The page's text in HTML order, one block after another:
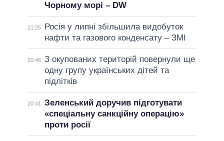
Чорному морі – DW
21:25
Росія у липні збільшила видобуток
нафти та газового конденсату – ЗМІ
20:46 З окупованих територій повернули ще
одну групу українських дітей та
підлітків
20:41
Зеленський доручив підготувати
«спеціальну санкційну операцію»
проти росії